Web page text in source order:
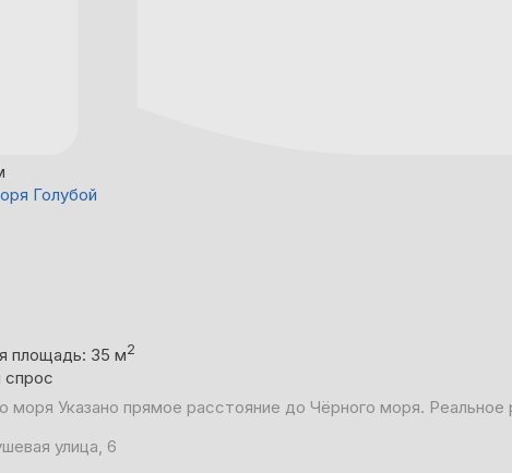
Голубой
площадь: 35 м2
моря Указано прямое расстояние до Чёрного моря.
улица, 6